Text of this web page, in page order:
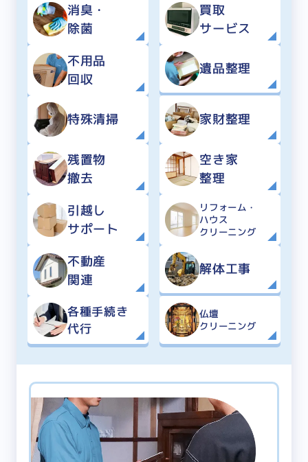
消臭・
除菌
買取
サービス
不用品
回収
遺品整理
特殊清掃 家財整理
残置物
撤去
空き家
整理
引越し
サポート
リフォーム・
ハウス
クリーニング
不動産
関連
解体工事
各種手続き
代行
仏壇
クリーニング